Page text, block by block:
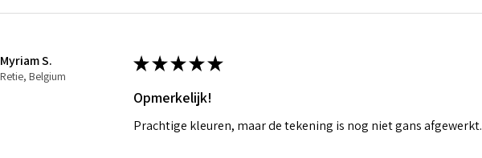
Myriam S.
Retie, Belgium
★★★★★
Opmerkelijk!
Prachtige kleuren, maar de tekening is nog niet gans afgewerkt.